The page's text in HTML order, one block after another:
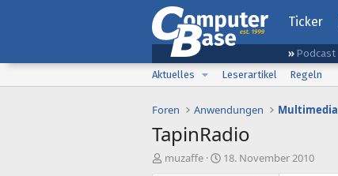
Ticker
Podcast
Aktuelles
Leserartikel Regeln
Foren Anwendungen Multimedia
TapinRadio
E
muzaffe
E18. November 2010